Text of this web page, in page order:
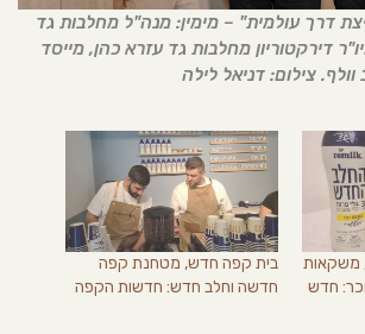
דרך עולמית" – מימין: מנה"ל מחלבות גד
דירקטוריון מחלבות גד עזרא כהן, מייסד
משקאות
חדש
בית קפה חדש, מטחנת קפה
חדשה וחלב חדש: חדשות הקפה